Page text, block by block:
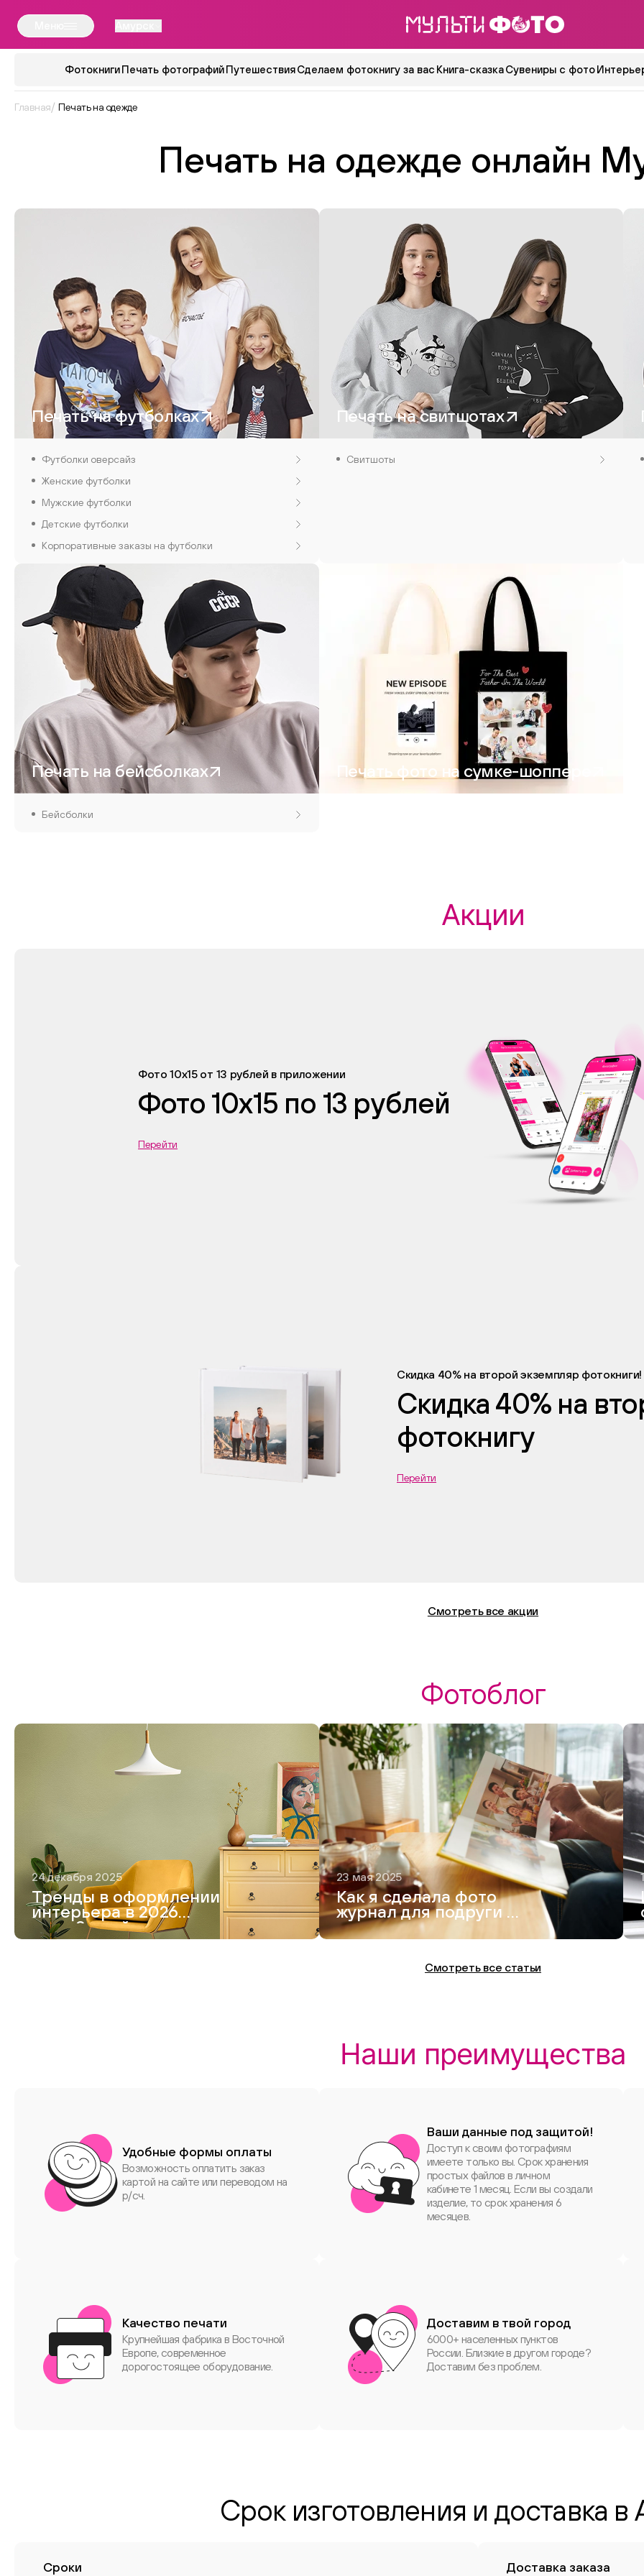
Фотокниги Печать фотографий Путешествия Сделаем фотокнигу за вас Книга-сказка Сувениры с фото
Главная Печать на одежде
Печать на одежде онлайн
Печать на футболках
Футболки оверсайз
Женские футболки
Мужские футболки
Детские футболки
Корпоративные заказы на футболки
Печать на свитшотах
Свитшоты
Печать на бейсболках
Бейсболки
Печать фото на сумке-шоппере
Акции
Фото 10х15 от 13 рублей в приложении
Фото 10х15 по 13 рублей
Перейти
Скидка 40% на второй экземпляр фотокниги!
Скидка 40% на
фотокнигу
Перейти
Смотреть все акции
Фотоблог
24 декабря 2025
Тренды в оформлении
интерьера в 2026
году. 8 идей модного
дизайна
23 мая 2025
Как я сделала фото
журнал для подруги —
и это вышло круче,
чем Vogue
Смотреть все статьи
Наши преимущества
Удобные формы оплаты
Возможность оплатить заказ
картой на сайте или переводом на
р/сч.
Ваши данные под защитой!
Доступ к своим фотографиям
имеете только вы. Срок хранения
простых файлов в личном
кабинете 1 месяц. Если вы создали
изделие, то срок хранения 6
месяцев.
Качество печати
Крупнейшая фабрика в Восточной
Европе, современное
дорогостоящее оборудование.
Доставим в твой город
6000+ населенных пунктов
России. Близкие в другом городе?
Доставим без проблем.
Срок изготовления и доставка
Сроки Доставка заказа